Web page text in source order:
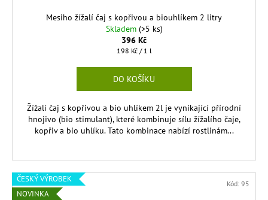
Mesiho žížalí čaj s kopřivou a biouhlíkem 2 litry
Skladem (>5 ks)
396 Kč
Měrná
198 Kč / 1 l
DO KOŠÍKU
Žížalí čaj s kopřivou a bio uhlíkem 2l je vynikající přírodní
hnojivo (bio stimulant), které kombinuje sílu žížalího čaje,
kopřiv a bio uhlíku. Tato kombinace nabízí rostlinám...
ČESKÝ VÝROBEK
NOVINKA
Kód: 95